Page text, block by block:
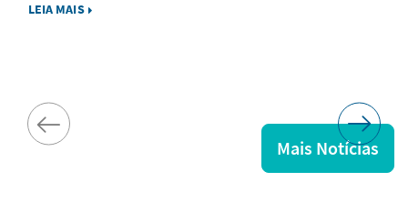
LEIA MAIS
Mais Notícias